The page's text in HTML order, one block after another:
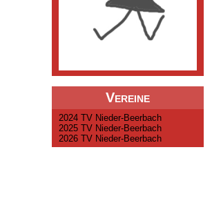
Vereine
2024 TV Nieder-Beerbach
2025 TV Nieder-Beerbach
2026 TV Nieder-Beerbach